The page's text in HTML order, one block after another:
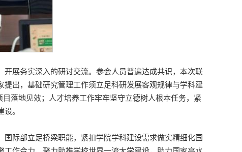
展务实深入的研讨交流。参会人员普遍达成共识，本次联
出，基础研究管理工作须立足科研发展客观规律与学科建
落地见效；人才培养工作牢牢坚守立德树人根本任务，紧
。
际部立足桥梁职能，紧扣学院学科建设需求做实精细化国